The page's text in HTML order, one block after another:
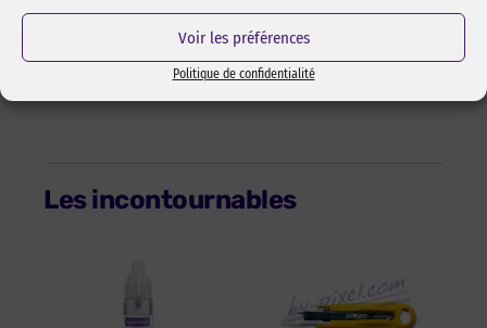
Voir les préférences
Politique de confidentialité
Télécharger le certificat REACH : certificat-reach-Velcro-
E20101001011425-by-pixcl.pdf
Les incontournables